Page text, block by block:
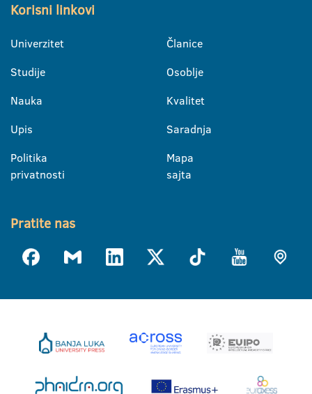
Korisni linkovi
Univerzitet
Studije
Nauka
Upis
Politika
privatnosti
Članice
Osoblje
Kvalitet
Saradnja
Mapa
sajta
Pratite nas